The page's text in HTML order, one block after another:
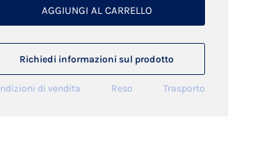
AGGIUNGI AL CARRELLO
Richiedi informazioni sul prodotto
di vendita Reso Trasporto